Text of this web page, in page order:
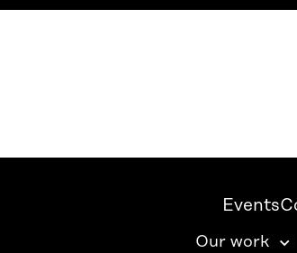
Events
Our work